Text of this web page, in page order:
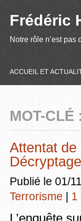
Frédéric
Notre rôle n’est
ACCUEIL ET
MOT-CLÉ
Attentat
Publié le 01/
Terrorisme | 1
L’enquête